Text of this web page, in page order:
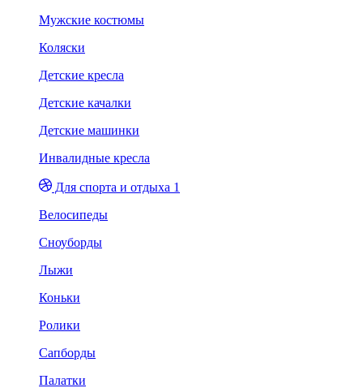
Мужские костюмы
Коляски
Детские кресла
Детские качалки
Детские машинки
Инвалидные кресла
Для спорта и отдыха 1
Велосипеды
Сноуборды
Лыжи
Коньки
Ролики
Сапборды
Палатки